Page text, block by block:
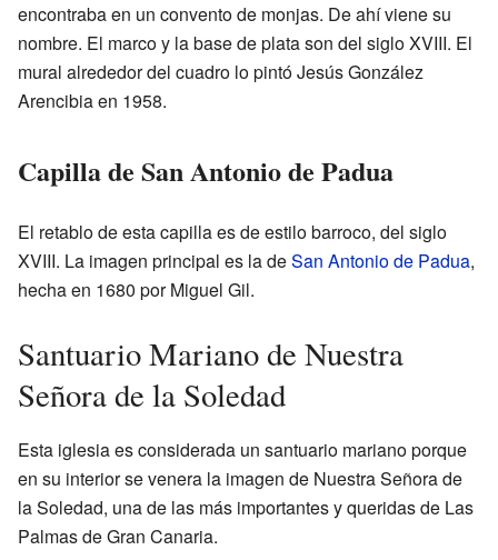
encontraba en un convento de monjas. De ahí viene su
nombre. El marco y la base de plata son del siglo XVIII. El
mural alrededor del cuadro lo pintó Jesús González
Arencibia en 1958.
Capilla de San Antonio de Padua
El retablo de esta capilla es de estilo barroco, del siglo
XVIII. La imagen principal es la deSan Antonio de Padua,
hecha en 1680 por Miguel Gil.
Santuario Mariano de Nuestra
Señora de la Soledad
Esta iglesia es considerada un santuario mariano porque
en su interior se venera la imagen de Nuestra Señora de
la Soledad, una de las más importantes y queridas de Las
Palmas de Gran Canaria.